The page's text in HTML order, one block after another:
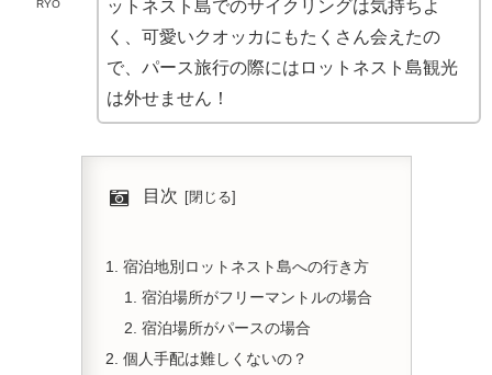
RYO
ットネスト島でのサイクリングは気持ちよ
く、可愛いクオッカにもたくさん会えたの
で、パース旅行の際にはロットネスト島観光
は外せません！
目次
宿泊地別ロットネスト島への行き方
宿泊場所がフリーマントルの場合
宿泊場所がパースの場合
個人手配は難しくないの？